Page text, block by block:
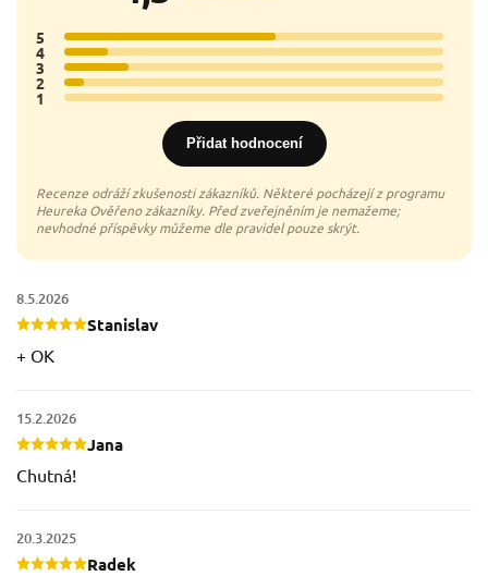
5 10x
4 2x
3 3x
2 1x
1 0x
Přidat hodnocení
Stanislav
8.5.2026
+ OK
Jana
15.2.2026
Chutná!
Radek
20.3.2025